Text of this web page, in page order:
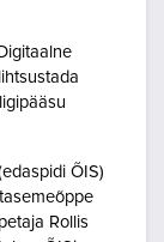
ÕIS)
Rollis